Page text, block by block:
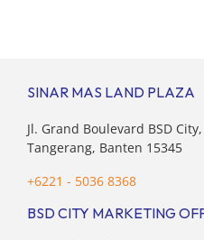
SINAR MAS LAND PLAZA
Jl. Grand Boulevard BSD
Tangerang, Banten 15345
+6221 - 5036 8368
BSD CITY MARKETING